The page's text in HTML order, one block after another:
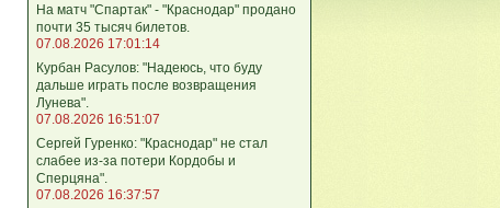
На матч "Спартак" - "Краснодар" продано
почти 35 тысяч билетов.
07.08.2026 17:01:14
Курбан Расулов: "Надеюсь, что буду
дальше играть после возвращения
Лунева".
07.08.2026 16:51:07
Сергей Гуренко: "Краснодар" не стал
слабее из-за потери Кордобы и
Сперцяна".
07.08.2026 16:37:57